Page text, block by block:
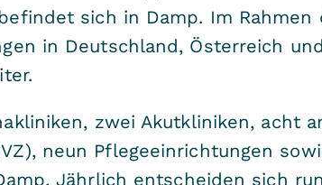
sich in Damp. Im
in Deutschland, Österreich
zwei Akutkliniken, acht
neun Pflegeeinrichtungen
Jährlich entscheiden sich